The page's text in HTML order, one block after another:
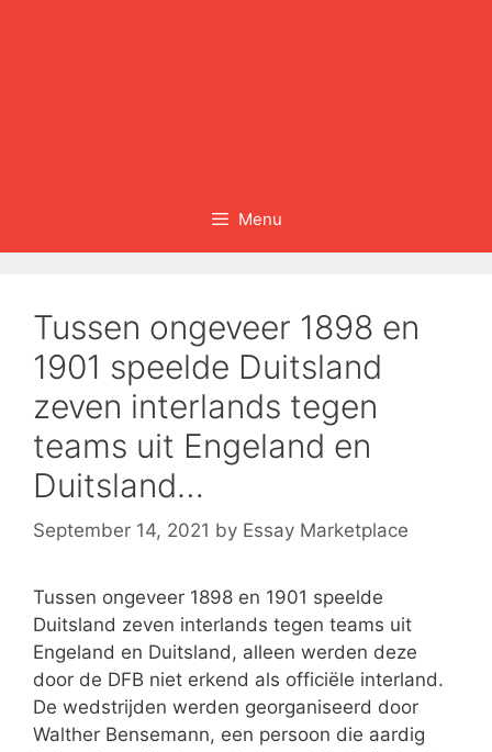
Menu
Tussen ongeveer 1898 en
1901 speelde Duitsland
zeven interlands tegen
teams uit Engeland en
Duitsland…
September 14, 2021 by Essay Marketplace
Tussen ongeveer 1898 en 1901 speelde
Duitsland zeven interlands tegen teams uit
Engeland en Duitsland, alleen werden deze
door de DFB niet erkend als officiële interland.
De wedstrijden werden georganiseerd door
Walther Bensemann, een persoon die aardig